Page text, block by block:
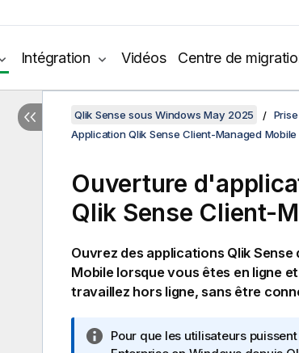
Intégration Vidéos Centre de
Qlik Sense sous Windows May 2025
Application Qlik Sense Client-Managed Mobile
Ouverture
Qlik Sense Client-
Ouvrez des applications Qlik Sense
Mobilelorsque vous êtes en ligne
travaillez hors ligne, sans être
N
Pour que les utilisateurs